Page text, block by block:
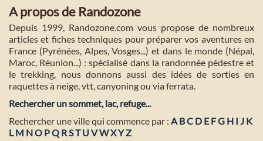
A propos de Randozone
Depuis 1999, Randozone.com vous propose de nombreux
articles et fiches techniques pour préparer vos aventures en
France (Pyrénées, Alpes, Vosges...) et dans le monde (Népal,
Maroc, Réunion...) : spécialisé dans la randonnée pédestre et
le trekking, nous donnons aussi des idées de sorties en
raquettes à neige, vtt, canyoning ou via ferrata.
Rechercher un sommet, lac, refuge...
Rechercher une ville qui commence par : A BC D E FG H I J K
L M NO PQ RST U VWXYZ